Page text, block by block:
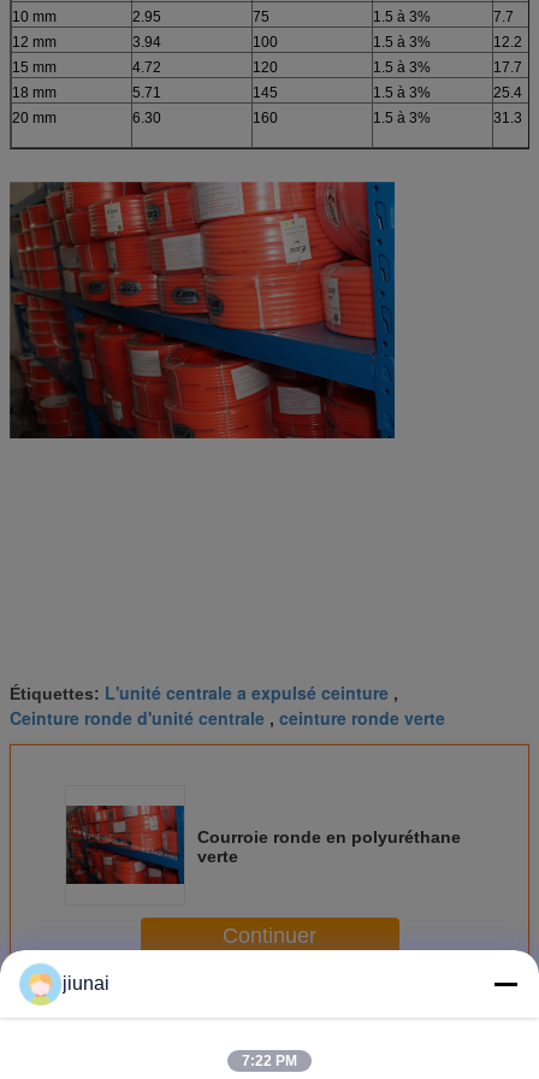
10 mm
2.95 75 1.5 à 3%
7.7
12 mm
3.94 100 1.5 à 3%
12.2
15 mm
4.72 120 1.5 à 3%
17.7
18 mm
5.71 145 1.5 à 3%
25.4
20 mm
6.30 160 1.5 à 3% 31.3
Étiquettes: L'unité centrale a expulsé ceinture ,
Ceinture ronde d'unité centrale , ceinture ronde verte
Courroie ronde en polyuréthane
verte
Continuer
PlusCeinture ronde de polyuréthane
jiunai
7:22 PM